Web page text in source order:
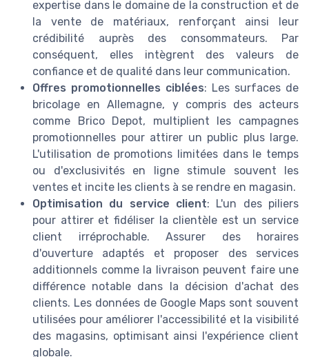
expertise dans le domaine de la construction et de
la vente de matériaux, renforçant ainsi leur
crédibilité auprès des consommateurs. Par
conséquent, elles intègrent des valeurs de
confiance et de qualité dans leur communication.
Offres promotionnelles ciblées: Les surfaces de
bricolage en Allemagne, y compris des acteurs
comme Brico Depot, multiplient les campagnes
promotionnelles pour attirer un public plus large.
L'utilisation de promotions limitées dans le temps
ou d'exclusivités en ligne stimule souvent les
ventes et incite les clients à se rendre en magasin.
Optimisation du service client: L'un des piliers
pour attirer et fidéliser la clientèle est un service
client irréprochable. Assurer des horaires
d'ouverture adaptés et proposer des services
additionnels comme la livraison peuvent faire une
différence notable dans la décision d'achat des
clients. Les données de Google Maps sont souvent
utilisées pour améliorer l'accessibilité et la visibilité
des magasins, optimisant ainsi l'expérience client
globale.